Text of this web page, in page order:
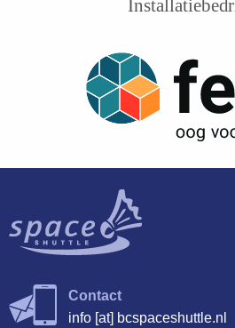
Contact
info [at] bcspaceshuttle.nl